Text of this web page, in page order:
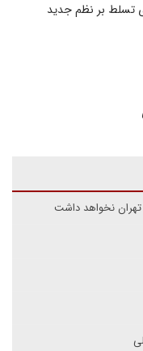
تسلط بر نظم جدید
تهران نخواهد داشت